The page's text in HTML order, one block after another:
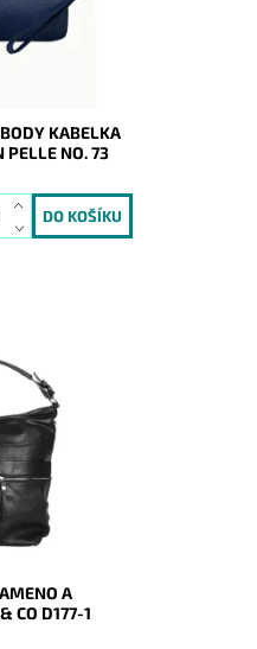
KABELKA
PELLE NO. 73
kabelek
na
přídavnému
A
CO D177-1